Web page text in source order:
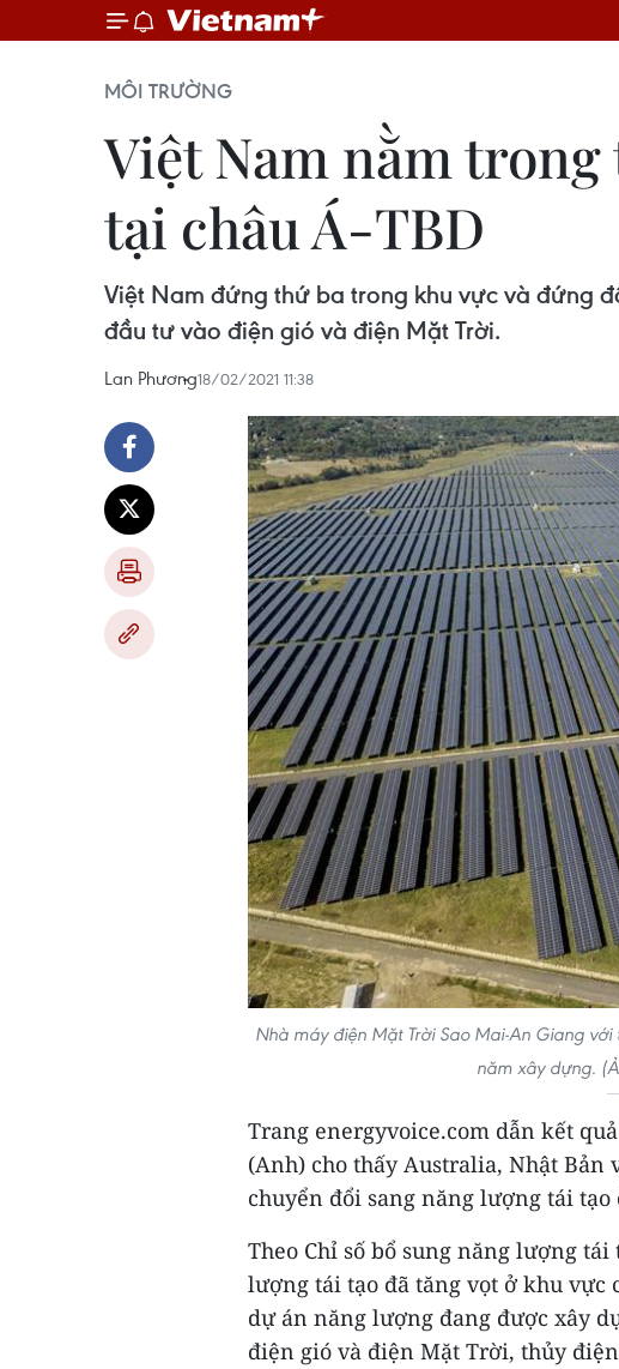
MÔI TRƯỜNG
Việt Nam nằm
tại châu Á-TBD
Việt Nam đứng thứ ba trong khu vực và đứng
đầu tư vào điện gió và điện Mặt Trời.
Lan Phương18/02/2021 11:38
Nhà máy điện Mặt Trời Sao Mai-An Giang
năm xây dựng.
Trang energyvoice.com dẫn kết
(Anh) cho thấy Australia, Nhật
chuyển đổi sang năng lượng tái
Theo Chỉ số bổ sung năng lượng
lượng tái tạo đã tăng vọt ở khu vực
dự án năng lượng đang được xây
điện gió và điện Mặt Trời, thủy